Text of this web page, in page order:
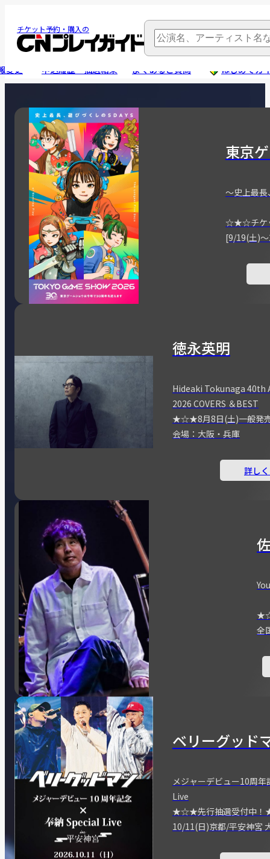
チケット予約・購入の
変更 申込履歴・抽選結果 よくあるご質問 はじめてガ
東京
～史上最長
☆★☆チケ
[9/19(土)
徳永英明
Hideaki Tokunaga 40th
2026 COVERS ＆BEST
★☆★8月8日(土)一般
会場：大阪・兵庫
詳し
全
ベリーグッド
メジャーデビュー10周
Live
★☆★先行抽選受付中
10/11(日)京都/平安神宮